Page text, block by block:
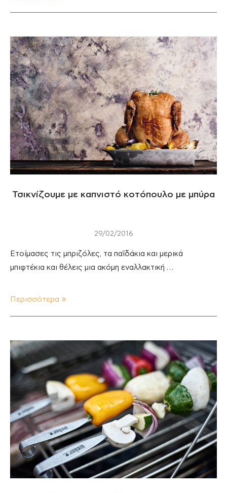
Τσικνίζουμε με καπνιστό κοτόπουλο με μπύρα
29/02/2016
Ετοίμασες τις μπριζόλες, τα παϊδάκια και μερικά
μπιφτέκια και θέλεις μια ακόμη εναλλακτική …
Περισσότερα